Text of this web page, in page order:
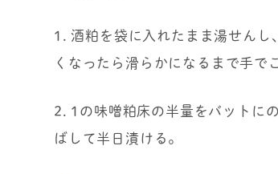
1. 酒粕を袋に入れたまま湯せんし
くなったら滑らかになるまで手で
2. 1の味噌粕床の半量をバットに
ばして半日漬ける。